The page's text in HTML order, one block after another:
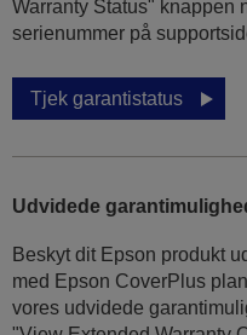
Warranty Status" knappen
serienummer på
Tjek garantistatus
Udvidede
Beskyt dit Epson produkt
med Epson CoverPlus
vores udvidede